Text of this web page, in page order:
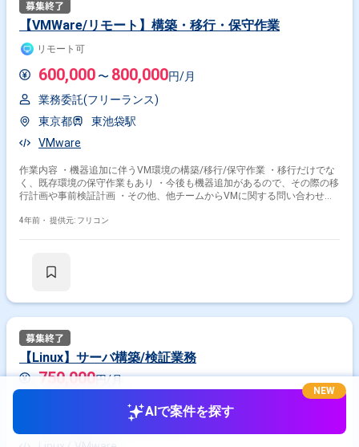
【VMWare/リモート】構築・移行・保守作業
リモート可
600,000 〜 800,000円/月
業務委託(フリーランス)
東京都
東池袋駅
VMware
作業内容 ・機器追加に伴うVM環境の構築/移行/保守作業 ・移行だけでな
く、既存環境の保守作業もあり ・今後も機器追加があるので、その際の移
行計画や事前検証計画 ・その他、他チームからVMに関する問い合わせや
4年前・ 提供元: フリコン
【Linux】サーバ構築/検証業務
750,000円/月
業務委託(フリーランス)
みなとみらい駅
AIで案件を探す
NEW